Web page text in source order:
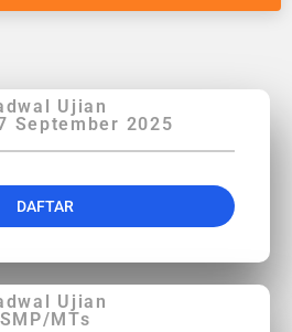
Ujian
September 2025
DAFTAR
Ujian
SMP/MTs